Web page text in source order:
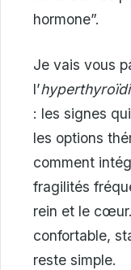
hormone”.
Je vais vous
l’
: les signes
les options
comment
fragilités
rein et le
confortable,
reste simple.